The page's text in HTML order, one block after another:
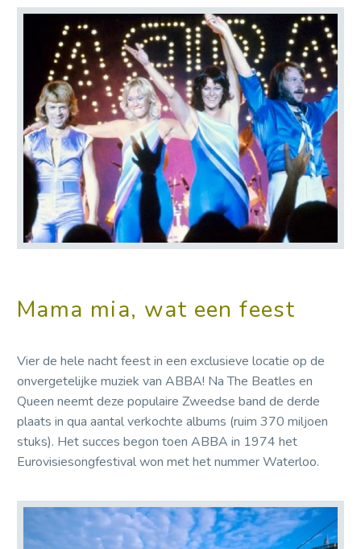
Mama mia, wat een feest
Vier de hele nacht feest in een exclusieve locatie op de
onvergetelijke muziek van ABBA! Na The Beatles en
Queen neemt deze populaire Zweedse band de derde
plaats in qua aantal verkochte albums (ruim 370 miljoen
stuks). Het succes begon toen ABBA in 1974 het
Eurovisiesongfestival won met het nummer Waterloo.